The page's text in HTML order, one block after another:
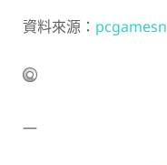
資料來源： pcgamesn
—